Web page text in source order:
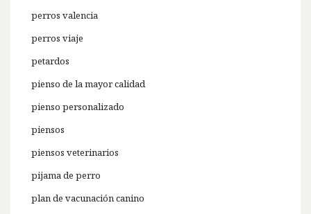
perros valencia
perros viaje
petardos
pienso de la mayor calidad
pienso personalizado
piensos
piensos veterinarios
pijama de perro
plan de vacunación canino